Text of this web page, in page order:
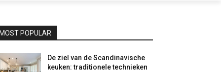
POPULAR
De ziel van de Scandinavische
keuken: traditionele technieken